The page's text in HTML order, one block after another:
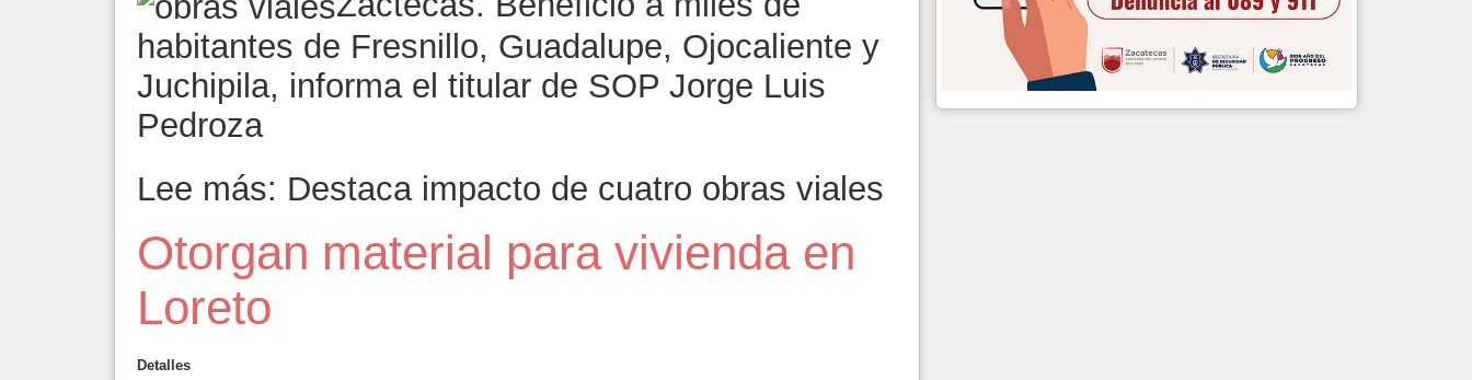
habitantes de Fresnillo, Guadalupe, Ojocaliente y
Juchipila, informa el titular de SOP Jorge Luis
Pedroza
Lee más: Destaca impacto de cuatro obras viales
Otorgan material para vivienda en
Loreto
Detalles